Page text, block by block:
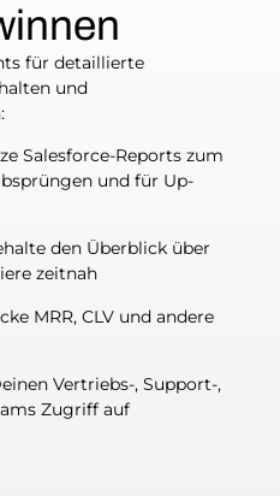
für detaillierte
und
Salesforce-Reports zum
und für Up-
den Überblick über
zeitnah
MRR, CLV und andere
Vertriebs-, Support-,
Zugriff auf